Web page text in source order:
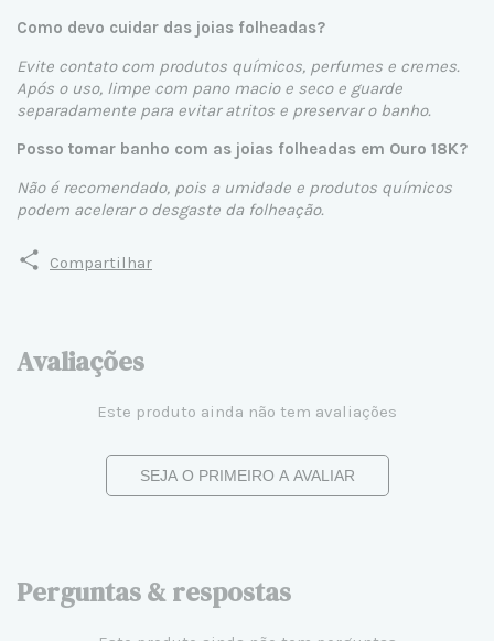
Como devo cuidar das joias folheadas?
Evite contato com produtos químicos, perfumes e cremes.
Após o uso, limpe com pano macio e seco e guarde
separadamente para evitar atritos e preservar o banho.
Posso tomar banho com as joias folheadas em Ouro 18K?
Não é recomendado, pois a umidade e produtos químicos
podem acelerar o desgaste da folheação.
Compartilhar
Avaliações
Este produto ainda não tem avaliações
SEJA O PRIMEIRO A AVALIAR
Perguntas & respostas